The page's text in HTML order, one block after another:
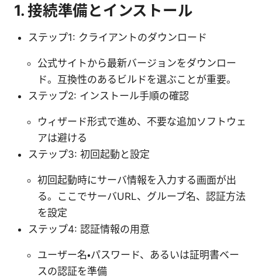
1. 接続準備とインストール
ステップ1: クライアントのダウンロード
公式サイトから最新バージョンをダウンロー
ド。互換性のあるビルドを選ぶことが重要。
ステップ2: インストール手順の確認
ウィザード形式で進め、不要な追加ソフトウェ
アは避ける
ステップ3: 初回起動と設定
初回起動時にサーバ情報を入力する画面が出
る。ここでサーバURL、グループ名、認証方法
を設定
ステップ4: 認証情報の用意
ユーザー名・パスワード、あるいは証明書ベー
スの認証を準備